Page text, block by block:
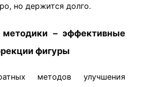
но держится долго.
методики – эффективные
фигуры
методов улучшения